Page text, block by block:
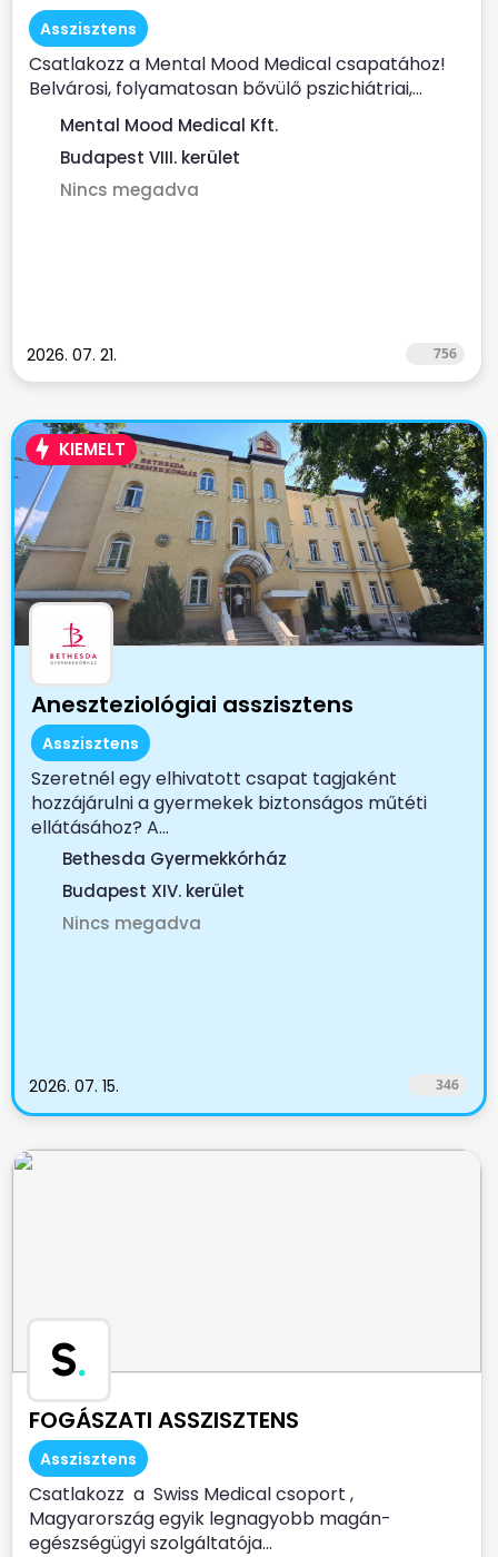
Asszisztens
Csatlakozz a Mental Mood Medical csapatához!
Belvárosi, folyamatosan bővülő pszichiátriai,...
Mental Mood Medical Kft.
Budapest VIII. kerület
Nincs megadva
2026. 07. 21. 756
KIEMELT
Aneszteziológiai asszisztens
Asszisztens
Szeretnél egy elhivatott csapat tagjaként
hozzájárulni a gyermekek biztonságos műtéti
ellátásához? A...
Bethesda Gyermekkórház
Budapest XIV. kerület
Nincs megadva
2026. 07. 15. 346
S.
FOGÁSZATI ASSZISZTENS
Asszisztens
Csatlakozz a Swiss Medical csoport ,
Magyarország egyik legnagyobb magán-
egészségügyi szolgáltatója...